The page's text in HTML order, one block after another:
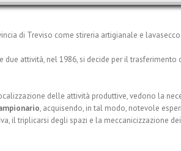
di Treviso come stireria artigianale e lavasecco.
due attività, nel 1986, si decide per il
delle attività produttive, vedono la
, acquisendo, in tal modo, notevole
il triplicarsi degli spazi e la meccanicizzazione